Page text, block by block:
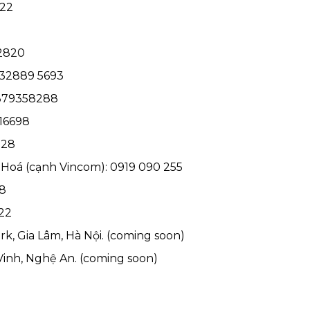
5693
(cạnh Vincom): 0919 090 255
Gia Lâm, Hà Nội. (coming soon)
Nghệ An. (coming soon)